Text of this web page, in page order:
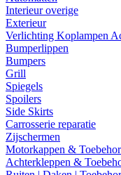
Interieur overige
Exterieur
Verlichting Koplampen
Bumperlippen
Bumpers
Grill
Spiegels
Spoilers
Side Skirts
Carrosserie reparatie
Zijschermen
Motorkappen &
Achterkleppen &